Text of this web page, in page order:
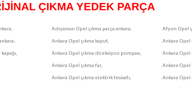
ÇIKMA YEDEK PARÇA
Adıyaman Opel çıkma parça ankara, Afyon Opel
Ankara Opel çıkma kaput, Ankara Opel
Ankara Opel çıkma direksiyon pompası, Ankara Opel
Ankara Opel çıkma far, Ankara Opel
Ankara Opel çıkma elektrik tesisatı, Ankara Opel